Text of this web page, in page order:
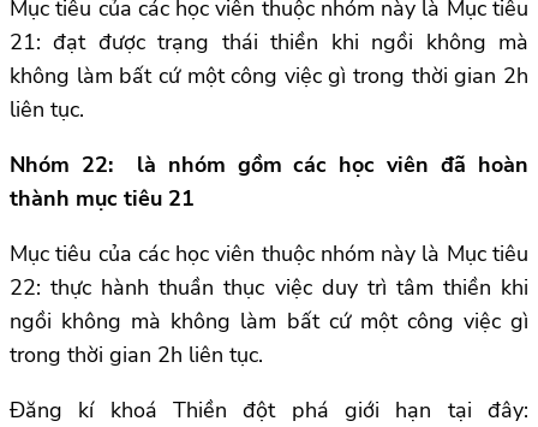
Mục tiêu của các học viên thuộc nhóm này là Mục tiêu
21: đạt được trạng thái thiền khi ngồi không mà
không làm bất cứ một công việc gì trong thời gian 2h
liên tục.
Nhóm 22: là nhóm gồm các học viên đã hoàn
thành mục tiêu 21
Mục tiêu của các học viên thuộc nhóm này là Mục tiêu
22: thực hành thuần thục việc duy trì tâm thiền khi
ngồi không mà không làm bất cứ một công việc gì
trong thời gian 2h liên tục.
Đăng kí khoá Thiền đột phá giới hạn tại đây: